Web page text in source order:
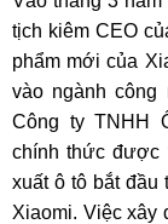
tịch kiêm CEO
phẩm mới của
vào ngành công
Công ty TNHH
chính thức được
xuất ô tô bắt đầu
Xiaomi. Việc xây